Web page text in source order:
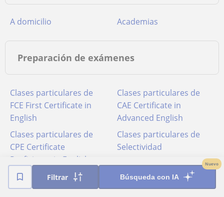
Filtrar Búsqueda con IA
Nuevo
A domicilio Academias
Preparación de exámenes
Clases particulares de
FCE First Certificate in
English
Clases particulares de
CAE Certificate in
Advanced English
Clases particulares de
CPE Certificate
Proficiency in English
Clases particulares de
Selectividad
Clases particulares de
Pruebas de acceso